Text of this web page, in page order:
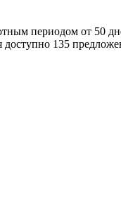
периодом от 50
доступно 135